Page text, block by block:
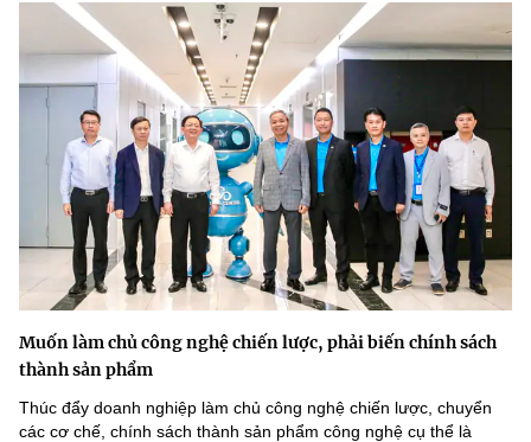
Muốn làm chủ công nghệ chiến lược, phải biến chính sách
thành sản phẩm
Thúc đẩy doanh nghiệp làm chủ công nghệ chiến lược, chuyển
các cơ chế, chính sách thành sản phẩm công nghệ cụ thể là